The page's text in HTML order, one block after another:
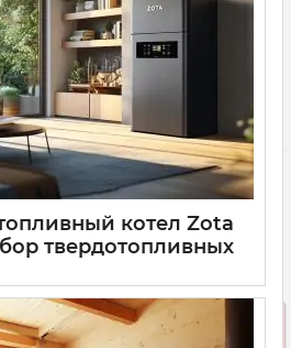
котел Zota
твердотопливных